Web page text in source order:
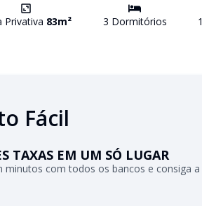
Privativa 83m² 3 Dormitórios 1
Fácil
TAXAS EM UM SÓ LUGAR
minutos com todos os bancos e consiga a